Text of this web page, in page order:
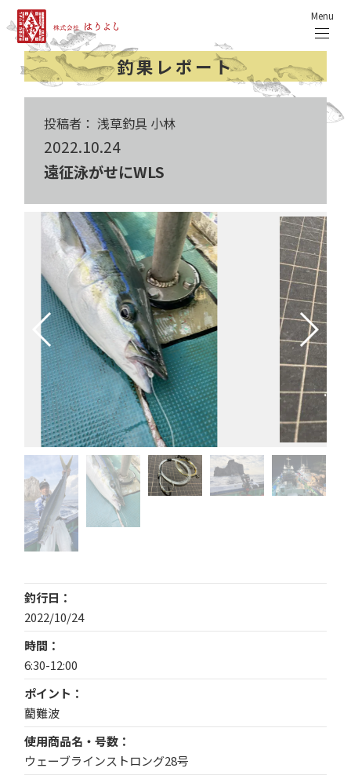
Menu
釣果レポート
投稿者： 浅草釣具 小林
2022.10.24
遠征泳がせにWLS
釣行日
2022/10/24
時間
6:30-12:00
ポイント
藺難波
使用商品名・号数
ウェーブラインストロング28号